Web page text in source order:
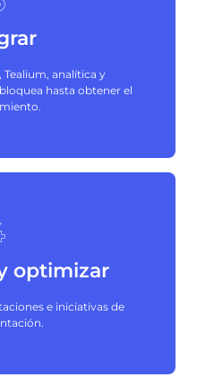
Tealium, analítica y
hasta obtener el
optimizar
e iniciativas de